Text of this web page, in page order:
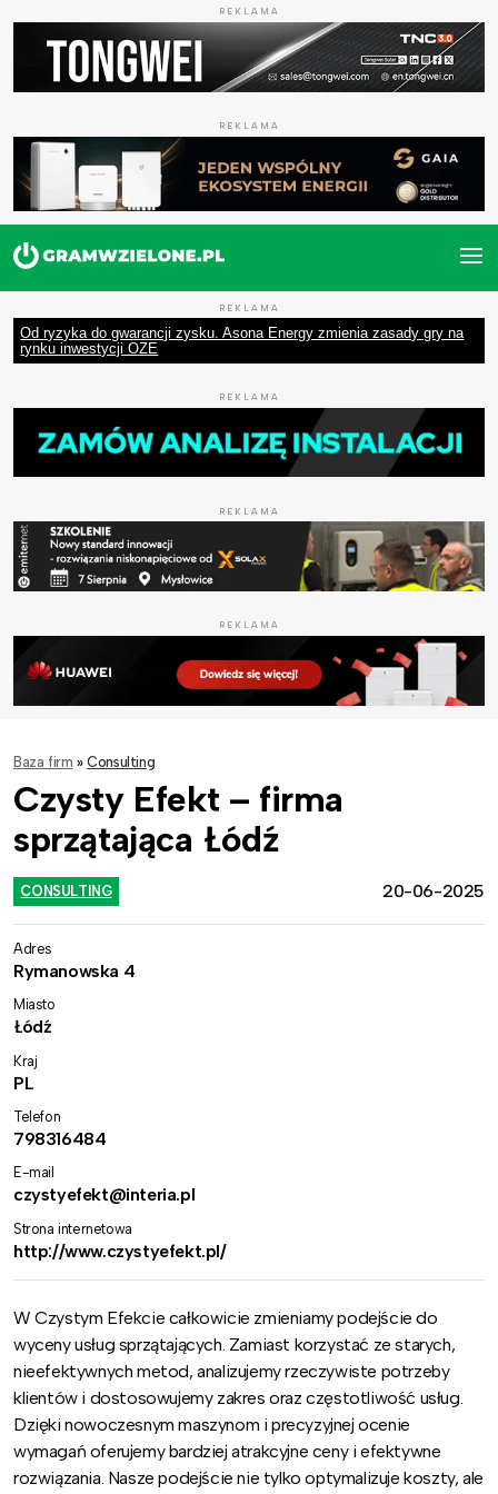
REKLAMA
REKLAMA
REKLAMA
Od ryzyka do gwarancji zysku. Asona Energy zmienia zasady gry na
rynku inwestycji OZE
REKLAMA
REKLAMA
REKLAMA
Baza firm » Consulting
Czysty Efekt – firma
sprzątająca Łódź
CONSULTING 20-06-2025
Adres
Rymanowska 4
Miasto
Łódź
Kraj
PL
Telefon
798316484
E-mail
czystyefekt@interia.pl
Strona internetowa
http://www.czystyefekt.pl/
W Czystym Efekcie całkowicie zmieniamy podejście do
wyceny usług sprzątających. Zamiast korzystać ze starych,
nieefektywnych metod, analizujemy rzeczywiste potrzeby
klientów i dostosowujemy zakres oraz częstotliwość usług.
Dzięki nowoczesnym maszynom i precyzyjnej ocenie
wymagań oferujemy bardziej atrakcyjne ceny i efektywne
rozwiązania. Nasze podejście nie tylko optymalizuje koszty, ale